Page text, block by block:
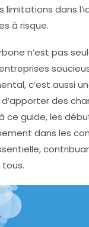
limitations dans
à risque.
n’est pas
c’est aussi
des
ce guide, les
dans les